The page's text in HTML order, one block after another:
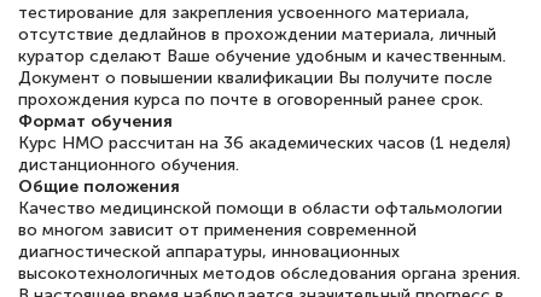
оперативно связались со мной
специалисты, ответили на все
интересующие вопросы и в течении
двух…
Светлана К
Знаток города 7 уровня
тестирование для закрепления усвоенного материала,
отсутствие дедлайнов в прохождении материала, личный
куратор сделают Ваше обучение удобным и качественным.
Документ о повышении квалификации Вы получите после
прохождения курса по почте в оговоренный ранее срок.
Формат обучения
Курс НМО рассчитан на 36 академических часов (1 неделя)
дистанционного обучения.
Общие положения
Качество медицинской помощи в области офтальмологии
во многом зависит от применения современной
диагностической аппаратуры, инновационных
высокотехнологичных методов обследования органа зрения.